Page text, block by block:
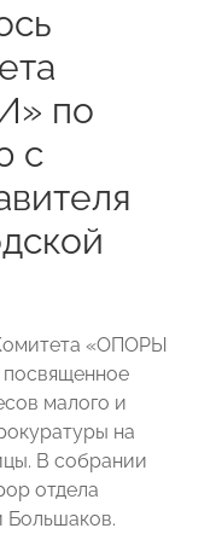
по
с
«ОПОРЫ
малого и
на
В собрании
отдела
Большаков.